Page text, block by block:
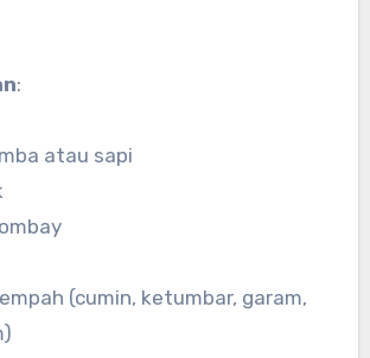
:
atau sapi
(cumin, ketumbar, garam,